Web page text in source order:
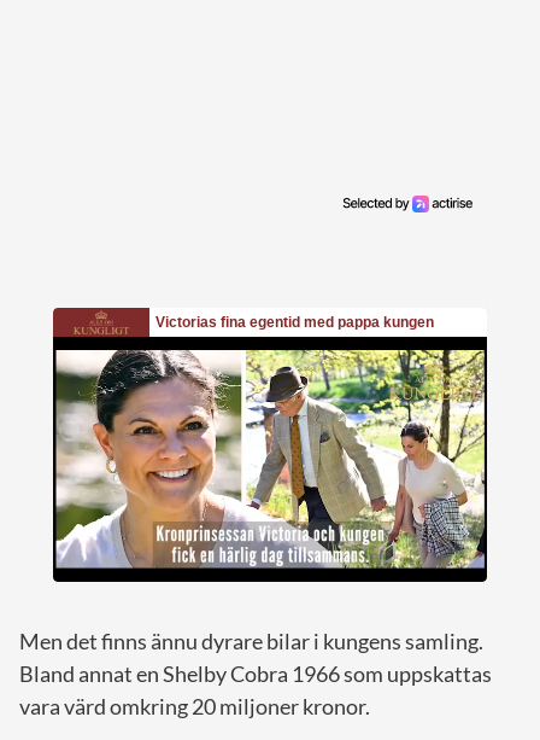
Men det finns ännu dyrare bilar i kungens samling.
Bland annat en Shelby Cobra 1966 som uppskattas
vara värd omkring 20 miljoner kronor.